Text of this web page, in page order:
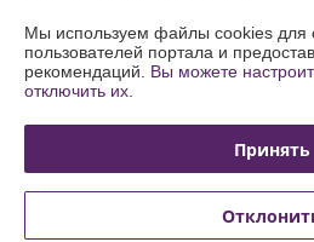
Полная версия сайта
Политика обработки cookies
Сайт создан на платформе Deal.by
Мы используем файлы cookies для
пользователей портала и
рекомендаций. Вы можете
отключить их.
Принять